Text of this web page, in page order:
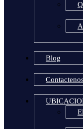
Blog